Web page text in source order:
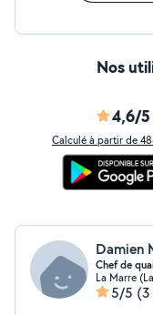
Nos
4,6/5
Calculé à partir de
Damien
Chef de quai
La Marre
5/5 (3